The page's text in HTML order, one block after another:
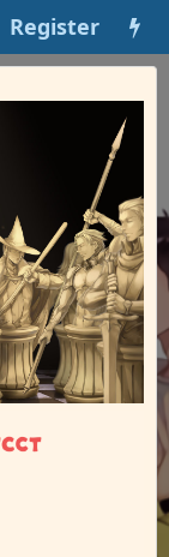
Register